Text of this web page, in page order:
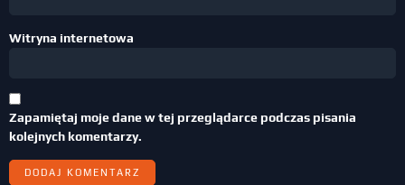
Witryna internetowa
Zapamiętaj moje dane w tej przeglądarce podczas pisania
kolejnych komentarzy.